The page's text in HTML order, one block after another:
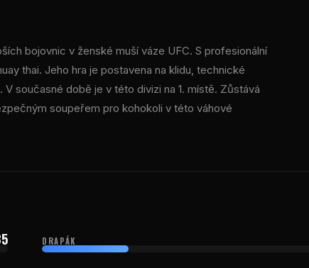
bojovnic v ženské muší váze UFC. S profesionální
thai. Jeho hra je postavena na klidu, technické
současné době je v této divizi na 1. místě. Zůstává
soupeřem pro kohokoli v této váhové
DRAPÁK